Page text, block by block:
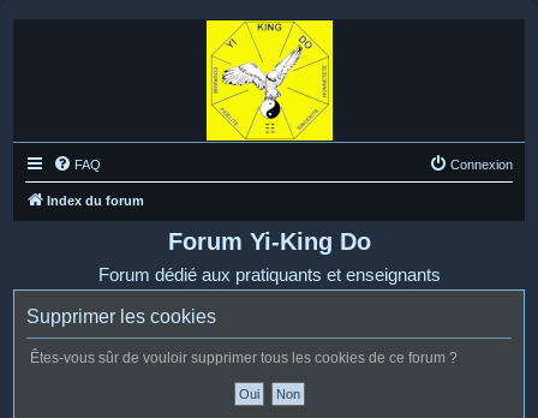
FAQ Connexion
Index du forum
Forum Yi-King Do
Forum dédié aux pratiquants et enseignants
Supprimer les cookies
Êtes-vous sûr de vouloir supprimer tous les cookies de ce forum ?